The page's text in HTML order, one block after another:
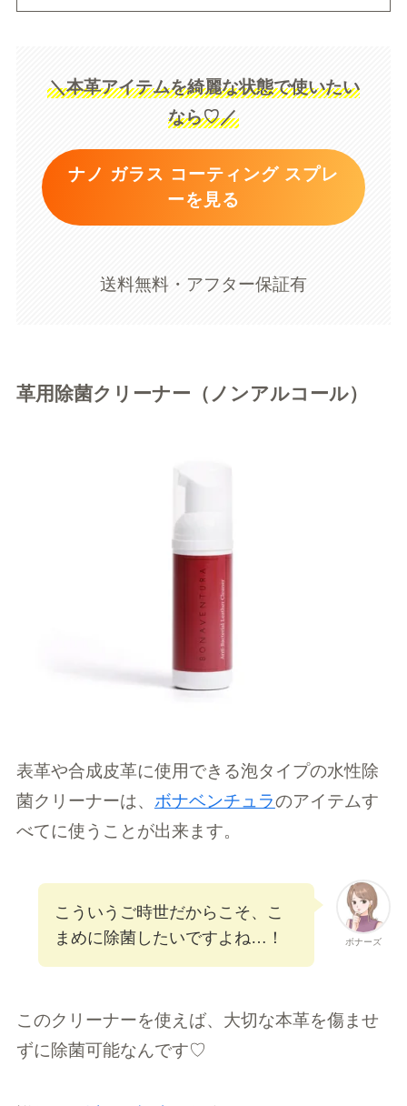
＼本革アイテムを綺麗な状態で使いたい
なら♡／
ナノ ガラス コーティング スプレ
ーを見る
送料無料・アフター保証有
革用除菌クリーナー（ノンアルコール）
表革や合成皮革に使用できる泡タイプの水性除
菌クリーナーは、 ボナベンチュラのアイテムす
べてに使うことが出来ます。
ボナーズ
こういうご時世だからこそ、こ
まめに除菌したいですよね…！
このクリーナーを使えば、大切な本革を傷ませ
ずに除菌可能なんです♡